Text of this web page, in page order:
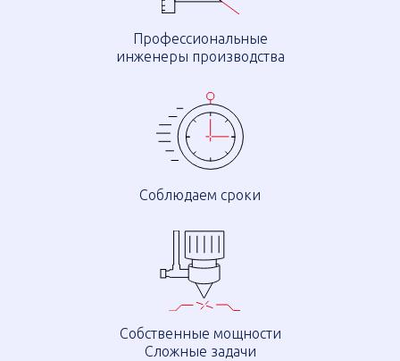
Профессиональные
инженеры производства
Соблюдаем сроки
Собственные мощности
Сложные задачи